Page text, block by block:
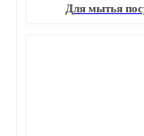
Для мытья